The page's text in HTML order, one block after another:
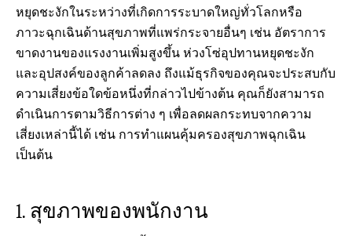
หยุดชะงักในระหว่างที่เกิดการระบาดใหญ่ทั่วโลกหรือ
ภาวะฉุกเฉินด้านสุขภาพที่แพร่กระจายอื่นๆ เช่น อัตราการ
ขาดงานของแรงงานเพิ่มสูงขึ้น ห่วงโซ่อุปทานหยุดชะงัก
และอุปสงค์ของลูกค้าลดลง ถึงแม้ธุรกิจของคุณจะประสบกับ
ความเสี่ยงข้อใดข้อหนึ่งที่กล่าวไปข้างต้น คุณก็ยังสามารถ
ดำเนินการตามวิธีการต่าง ๆ เพื่อลดผลกระทบจากความ
เสี่ยงเหล่านี้ได้ เช่น การทำแผนคุ้มครองสุขภาพฉุกเฉิน
เป็นต้น
สุขภาพของพนักงาน